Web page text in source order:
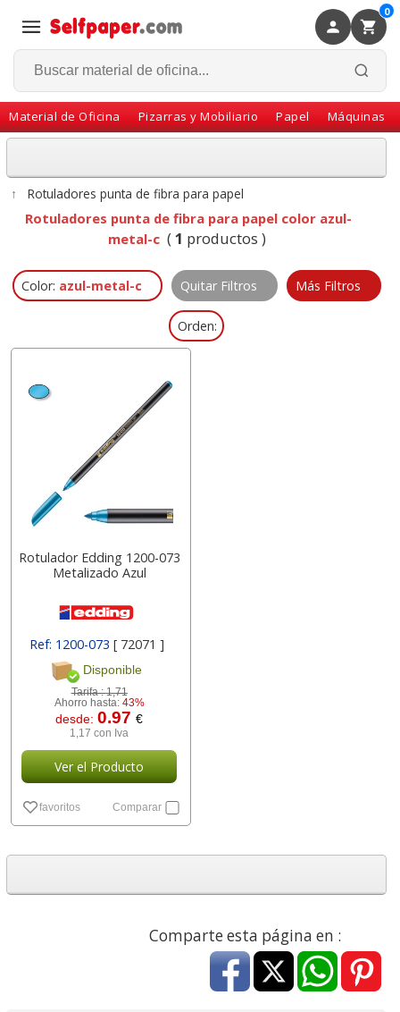
0
Material de Oficina Pizarras y Mobiliario Papel Máquinas
Volver
↑ Rotuladores punta de fibra para papel
Rotuladores punta de fibra para papel color azul-
metal-c (1 productos )
Color: azul-metal-c Quitar Filtros Más Filtros
Orden:
Rotulador Edding 1200-073
Metalizado Azul
Ref: 1200-073 [ 72071 ]
Disponible
Tarifa :1,71
Ahorro hasta: 43%
desde:0.97€
1,17 con Iva
Ver el Producto
favoritos Comparar
Comparte esta página en :